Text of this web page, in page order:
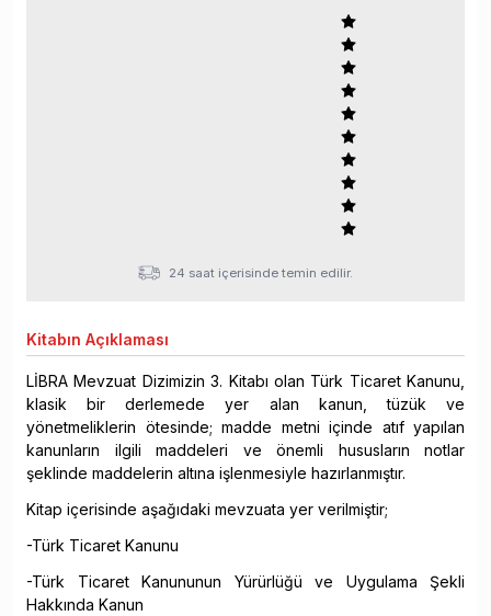
24 saat içerisinde temin edilir.
Kitabın Açıklaması
LİBRA Mevzuat Dizimizin 3. Kitabı olan Türk Ticaret Kanunu,
klasik bir derlemede yer alan kanun, tüzük ve
yönetmeliklerin ötesinde; madde metni içinde atıf yapılan
kanunların ilgili maddeleri ve önemli hususların notlar
şeklinde maddelerin altına işlenmesiyle hazırlanmıştır.
Kitap içerisinde aşağıdaki mevzuata yer verilmiştir;
-Türk Ticaret Kanunu
-Türk Ticaret Kanununun Yürürlüğü ve Uygulama Şekli
Hakkında Kanun